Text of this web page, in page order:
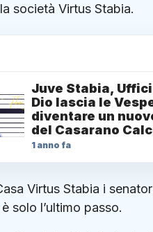
società Virtus Stabia.
Juve Stabia,
Dio lascia le
diventare un
del Casarano
1 anno fa
Virtus Stabia i
solo l’ultimo passo.